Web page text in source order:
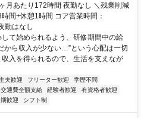
月あたり172時間 夜勤なし ＼残業削減
間+休憩1時間 コア営業時間：
勤はなし
て始められるよう、研修期間中の給
から収入が少ない…”という心配は一切
入を得られるので、生活を支えなが
夫歓迎 フリーター歓迎
学歴不問
交通費全額支給 経験者歓迎
有資格者歓迎
歓迎 シフト制